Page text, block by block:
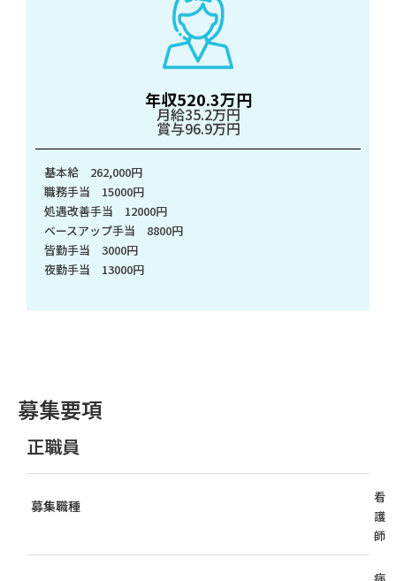
年収520.3万円
月給35.2万円
賞与96.9万円
基本給 262,000円
職務手当 15000円
処遇改善手当 12000円
ベースアップ手当 8800円
皆勤手当 3000円
夜勤手当 13000円
募集要項
正職員
募集職種
看
護
師